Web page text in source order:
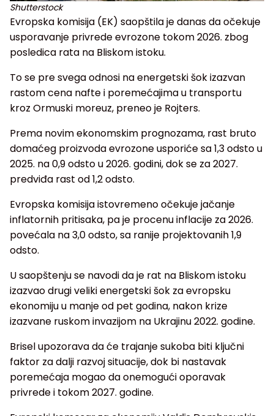
Shutterstock
Evropska komisija (EK) saopštila je danas da očekuje
usporavanje privrede evrozone tokom 2026. zbog
posledica rata na Bliskom istoku.
To se pre svega odnosi na energetski šok izazvan
rastom cena nafte i poremećajima u transportu
kroz Ormuski moreuz, preneo je Rojters.
Prema novim ekonomskim prognozama, rast bruto
domaćeg proizvoda evrozone usporiće sa 1,3 odsto u
2025. na 0,9 odsto u 2026. godini, dok se za 2027.
predviđa rast od 1,2 odsto.
Evropska komisija istovremeno očekuje jačanje
inflatornih pritisaka, pa je procenu inflacije za 2026.
povećala na 3,0 odsto, sa ranije projektovanih 1,9
odsto.
U saopštenju se navodi da je rat na Bliskom istoku
izazvao drugi veliki energetski šok za evropsku
ekonomiju u manje od pet godina, nakon krize
izazvane ruskom invazijom na Ukrajinu 2022. godine.
Brisel upozorava da će trajanje sukoba biti ključni
faktor za dalji razvoj situacije, dok bi nastavak
poremećaja mogao da onemogući oporavak
privrede i tokom 2027. godine.